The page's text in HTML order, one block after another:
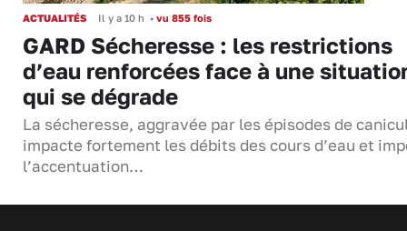
ACTUALITÉS Il y a 10 h • vu 855 fois
GARD Sécheresse : les restrictions
d’eau renforcées face à une
qui se dégrade
La sécheresse, aggravée par les épisodes de
impacte fortement les débits des cours d’eau et
l’accentuation…